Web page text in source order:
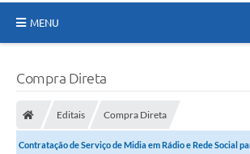
MENU
Secretarias
Compra Direta
Editais Compra Direta
Contratação de Serviço de Midia em Rádio e Rede Social